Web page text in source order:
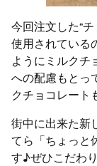
今回注文した“
使用されている
ようにミルク
への配慮もとっ
クチョコレート
街中に出来た新
てら「ちょっと
す♪ぜひこだわ